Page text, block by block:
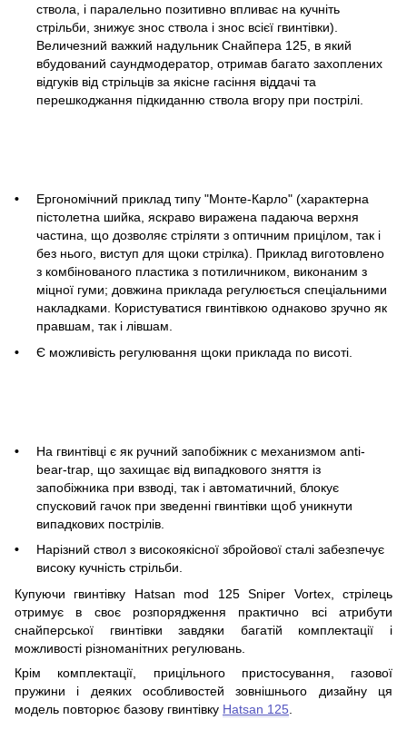
ствола, і паралельно позитивно впливає на кучніть
стрільби, знижує знос ствола і знос всієї гвинтівки).
Величезний важкий надульник Снайпера 125, в який
вбудований саундмодератор, отримав багато захоплених
відгуків від стрільців за якісне гасіння віддачі та
перешкоджання підкиданню ствола вгору при пострілі.
Ергономічний приклад типу "Монте-Карло" (характерна
пістолетна шийка, яскраво виражена падаюча верхня
частина, що дозволяє стріляти з оптичним прицілом, так і
без нього, виступ для щоки стрілка). Приклад виготовлено
з комбінованого пластика з потиличником, виконаним з
міцної гуми; довжина приклада регулюється спеціальними
накладками. Користуватися гвинтівкою однаково зручно як
правшам, так і лівшам.
Є можливість регулювання щоки приклада по висоті.
На гвинтівці є як ручний запобіжник c механизмом anti-
bear-trap, що захищає від випадкового зняття із
запобіжника при взводі, так і автоматичний, блокує
спусковий гачок при зведенні гвинтівки щоб уникнути
випадкових пострілів.
Нарізний ствол з високоякісної збройової сталі забезпечує
високу кучність стрільби.
Купуючи гвинтівку Hatsan mod 125 Sniper Vortex, стрілець
отримує в своє розпорядження практично всі атрибути
снайперської гвинтівки завдяки багатій комплектації і
можливості різноманітних регулювань.
Крім комплектації, прицільного пристосування, газової
пружини і деяких особливостей зовнішнього дизайну ця
модель повторює базову гвинтівку Hatsan 125